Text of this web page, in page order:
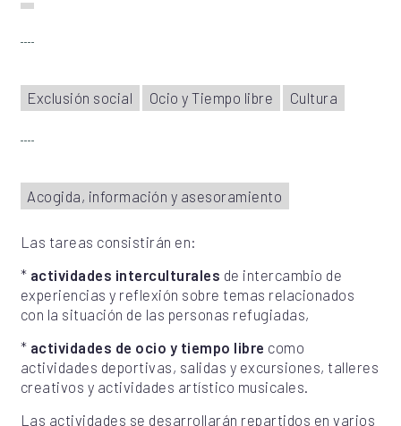
Exclusión social Ocio y Tiempo libre Cultura
Acogida, información y asesoramiento
Las tareas consistirán en:
* actividades interculturales de intercambio de
experiencias y reflexión sobre temas relacionados
con la situación de las personas refugiadas,
* actividades de ocio y tiempo libre como
actividades deportivas, salidas y excursiones, talleres
creativos y actividades artístico musicales.
Las actividades se desarrollarán repartidos en varios